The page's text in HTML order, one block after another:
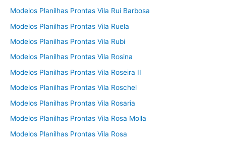
Modelos Planilhas Prontas Vila Rui Barbosa
Modelos Planilhas Prontas Vila Ruela
Modelos Planilhas Prontas Vila Rubi
Modelos Planilhas Prontas Vila Rosina
Modelos Planilhas Prontas Vila Roseira II
Modelos Planilhas Prontas Vila Roschel
Modelos Planilhas Prontas Vila Rosaria
Modelos Planilhas Prontas Vila Rosa Molla
Modelos Planilhas Prontas Vila Rosa